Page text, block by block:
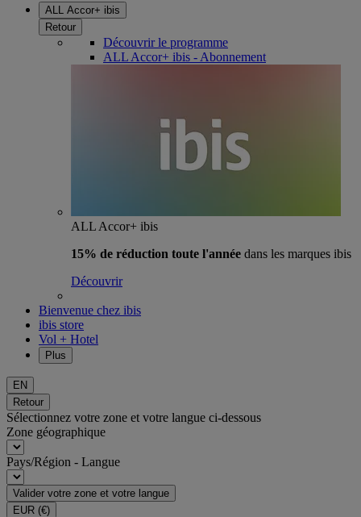
ALL Accor+ ibis
Retour
Découvrir le programme
ALL Accor+ ibis - Abonnement
ALL Accor+ ibis
15% de réduction toute l'année dans les marques ibis
Découvrir
Bienvenue chez ibis
ibis store
Vol + Hotel
Plus
EN
Retour
Sélectionnez votre zone et votre langue ci-dessous
Zone géographique
Pays/Région - Langue
Valider votre zone et votre langue
EUR (€)